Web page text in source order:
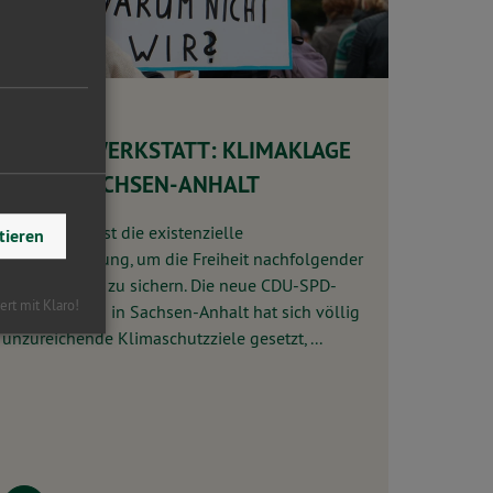
7. KLIMAWERKSTATT: KLIMAKLAGE
GEGEN SACHSEN-ANHALT
Klimaschutz ist die existenzielle
Herausforderung, um die Freiheit nachfolgender
Generationen zu sichern. Die neue CDU-SPD-
FDP-Koalition in Sachsen-Anhalt hat sich völlig
unzureichende Klimaschutzziele gesetzt, ...
mit Klaro!